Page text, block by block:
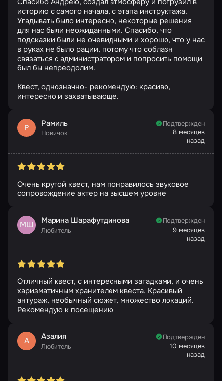
историю с самого начала, с этапа инструктажа.
Угадывать было интересно, некоторые решения
для нас были неожиданными. Спасибо, что
подсказки были не очевидными и хорошо, что у нас
в руках не было рации, потому что соблазн
связаться с администратором и попросить помощи
был бы непреодолим.
Квест, однозначно- рекомендую: красиво,
интересно и захватывающе.
Р Рамиль
Новичок
Подтвержден
8 месяцев
назад
Очень крутой квест, нам понравилось звуковое
сопровождение актëр на высшем уровне
МШ Марина Шарафутдинова
Любитель
Подтвержден
9 месяцев
назад
Отличный квест, с интересными загадками, и очень
харизматичным хранителем квеста. Красивый
антураж, необычный сюжет, множество локаций.
Рекомендую к посещению
А Азалия
Любитель
Подтвержден
10 месяцев
назад